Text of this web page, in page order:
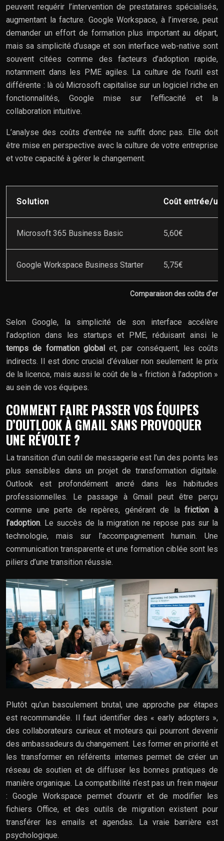
peuvent requérir l’intervention de prestataires spécialisés,
augmentant la facture. Google Workspace, à l’inverse, peut
demander un effort de formation plus important au départ,
mais sa simplicité d’usage et son interface web-native sont
souvent citées comme des facteurs d’adoption rapide,
notamment dans les PME agiles. La culture de l’outil est
différente : là où Microsoft capitalise sur un logiciel riche en
fonctionnalités, Google mise sur l’efficacité et la
collaboration intuitive.
L’analyse des coûts d’entrée ne suffit donc pas. Elle doit
être mise en perspective avec la culture de votre entreprise
et votre capacité à gérer le changement.
Comparaison des coûts
Solution Coût entrée/
Microsoft 365 Business Basic 5,60€
Google Workspace Business Starter 5,75€
Selon Google, la simplicité de son interface accélère
l’adoption dans les startups et PME, réduisant ainsi le
temps de formation globalet, par conséquent, les coûts
indirects. Il est donc crucial d’évaluer non seulement le prix
de la licence, mais aussi le coût de la « friction à l’adoption »
au sein de vos équipes.
COMMENT FAIRE PASSER VOS ÉQUIPES
D’OUTLOOK À GMAIL SANS PROVOQUER
UNE RÉVOLTE ?
La transition d’un outil de messagerie est l’un des points les
plus sensibles dans un projet de transformation digitale.
Outlook est profondément ancré dans les habitudes
professionnelles. Le passage à Gmail peut être perçu
comme une perte de repères, générant de lafriction à
l’adoption. Le succès de la migration ne repose pas sur la
technologie, mais sur l’accompagnement humain. Une
communication transparente et une formation ciblée sont les
piliers d’une transition réussie.
Plutôt qu’un basculement brutal, une approche par étapes
est recommandée. Il faut identifier des « early adopters »,
des collaborateurs curieux et moteurs qui pourront devenir
des ambassadeurs du changement. Les former en priorité et
les transformer en référents internes permet de créer un
réseau de soutien et de diffuser les bonnes pratiques de
manière organique. La compatibilité n’est pas un frein majeur
: Google Workspace permet d’ouvrir et de modifier les
fichiers Office, et des outils de migration existent pour
transférer les emails et agendas. La vraie barrière est
psychologique.